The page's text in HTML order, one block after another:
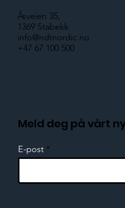
Åsveien 35,
1369 Stabekk
info@ndtnordic.no
+47 67 100 500
Meld deg på vårt
E-post